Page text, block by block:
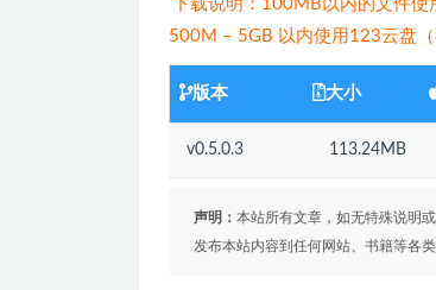
下载说明：100MB以内的文件使
500M – 5GB 以内使用123云盘
版本 大小
v0.5.0.3 113.24MB
声明： 本站所有文章，如无特殊说明
发布本站内容到任何网站、书籍等各